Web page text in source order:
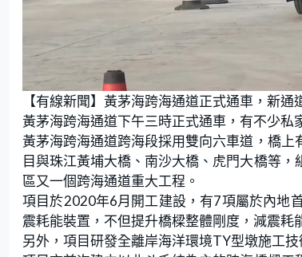
n
m
u
t
e
a
d
d
:
2
4
.
3
2
%
【有線新聞】黃茅海跨海通道正式通車，新
黃茅海跨海通道下午三時正式通車，有不少私
黃茅海跨海通道跨海段採用雙向六車道，橋
目與珠江黃埔大橋、南沙大橋、虎門大橋等
區又一個跨海通道重大工程。
項目於2020年6月開工建設，有7項屬於內地
震耗能裝置，不但提升橋樑整體剛度，減震耗
另外，項目研發全離岸海洋環境TY型墩施工